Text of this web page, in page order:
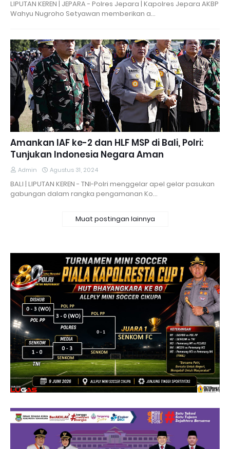
LIPUTAN KEREN | JEPARA - Polres Jepara | Kapolres Jepara AKBP
Wahyu Nugroho Setyawan memberikan a…
Amankan IAF ke-2 dan HLF MSP di Bali, Polri:
Tunjukan Indonesia Negara Aman
Admin Agustus 31, 2024
BALI | LIPUTAN KEREN - TNI-Polri menggelar apel gelar pasukan
gabungan dalam rangka pengamanan Ko…
Muat postingan lainnya